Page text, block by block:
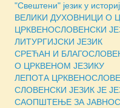
"Свештени" језик у
ВЕЛИКИ ДУХОВНИЦИ О
ЦРКВЕНОСЛОВЕНСКИ
ЛИТУРГИЈСКИ ЈЕЗИК
СРЕЋАН И
О ЦРКВЕНОМ ЈЕЗИКУ
ЛЕПОТА
СЛОВЕНСКИ ЈЕЗИК ЈЕ
САОПШТЕЊЕ ЗА